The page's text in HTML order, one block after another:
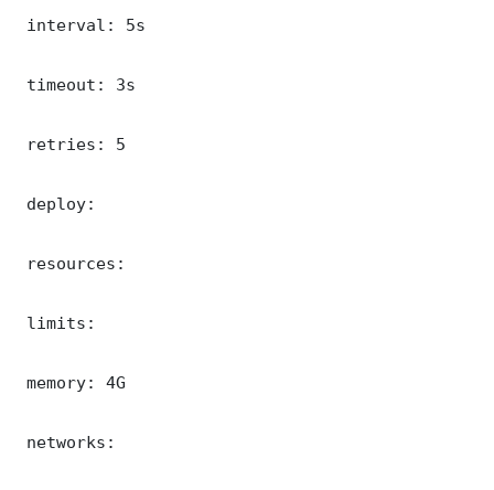
interval: 5s
timeout: 3s
retries: 5
deploy:
resources:
limits:
memory: 4G
networks: